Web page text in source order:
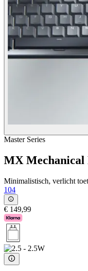
Master Series
MX
Minimalistisch, verlicht
104
€ 149,99